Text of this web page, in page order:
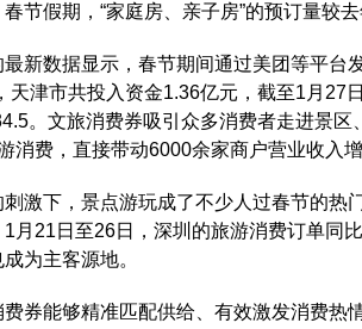
节假期，“家庭房、亲子房”的预订量较去
数据显示，春节期间通过美团等平台
天津市共投入资金1.36亿元，截至1月27
。文旅消费券吸引众多消费者走进景
消费，直接带动6000余家商户营业收入
下，景点游玩成了不少人过春节的热
月21日至26日，深圳的旅游消费订单同
为主客源地。
能够精准匹配供给、有效激发消费热